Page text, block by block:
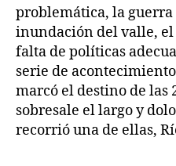
problemática, la
inundación del valle,
falta de políticas
serie de
marcó el destino de las
sobresale el largo y
recorrió una de ellas,